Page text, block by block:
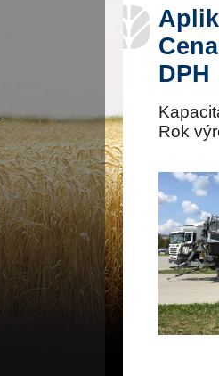
DPH
Rok